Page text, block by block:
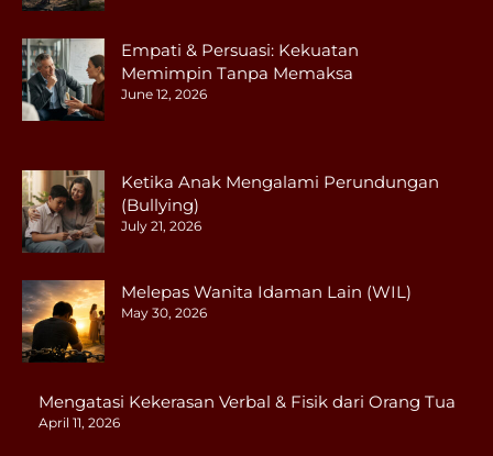
Empati & Persuasi: Kekuatan
Memimpin Tanpa Memaksa
June 12, 2026
Ketika Anak Mengalami Perundungan
(Bullying)
July 21, 2026
Melepas Wanita Idaman Lain (WIL)
May 30, 2026
Mengatasi Kekerasan Verbal & Fisik dari Orang Tua
April 11, 2026